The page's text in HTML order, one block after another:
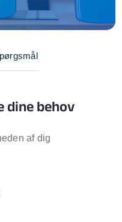
dine behov
af dig